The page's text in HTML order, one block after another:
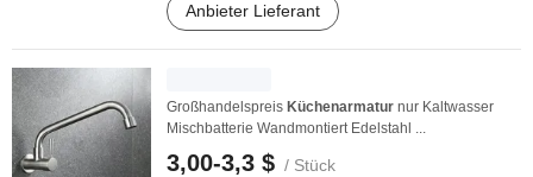
Anbieter Lieferant
Großhandelspreis Küchenarmatur nur Kaltwasser
Mischbatterie Wandmontiert Edelstahl ...
3,00-3,3 $ / Stück